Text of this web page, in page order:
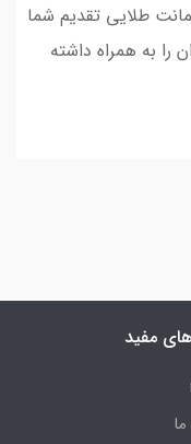
طلایی تقدیم شما
را به همراه داشته
مفید